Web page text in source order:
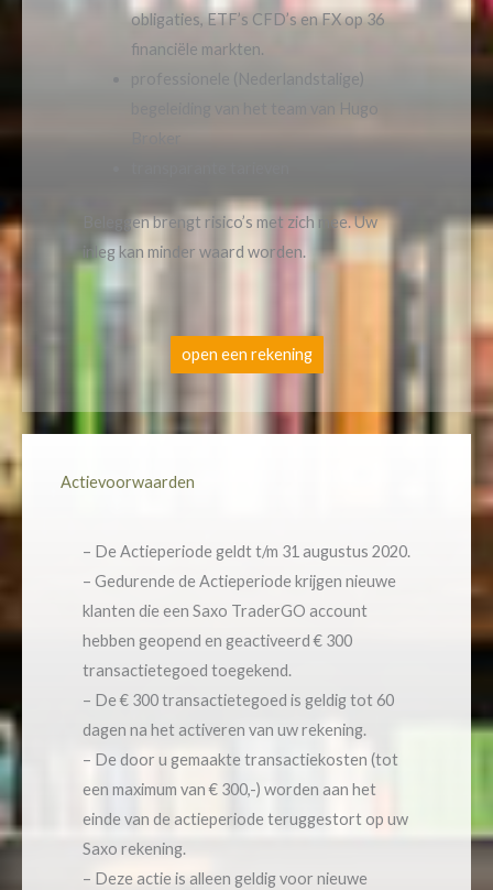
obligaties, ETF’s CFD’s en FX op 36
financiële markten.
professionele (Nederlandstalige)
begeleiding van het team van Hugo
Broker
Beleggen brengt risico’s met zich mee. Uw
inleg kan minder waard worden.
open een rekening
Actievoorwaarden
– De Actieperiode geldt t/m 31 augustus 2020.
– Gedurende de Actieperiode krijgen nieuwe
klanten die een Saxo TraderGO account
hebben geopend en geactiveerd € 300
transactietegoed toegekend.
– De € 300 transactietegoed is geldig tot 60
dagen na het activeren van uw rekening.
– De door u gemaakte transactiekosten (tot
een maximum van € 300,-) worden aan het
einde van de actieperiode teruggestort op uw
Saxo rekening.
– Deze actie is alleen geldig voor nieuwe